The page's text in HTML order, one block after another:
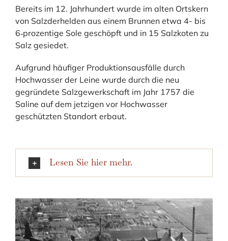
Bereits im 12. Jahrhundert wurde im alten Ortskern
von Salzderhelden aus einem Brunnen etwa 4- bis
6‐prozentige Sole geschöpft und in 15 Salzkoten zu
Salz gesiedet.
Aufgrund häufiger Produktionsausfälle durch
Hochwasser der Leine wurde durch die neu
gegründete Salzgewerkschaft im Jahr 1757 die
Saline auf dem jetzigen vor Hochwasser
geschützten Standort erbaut.
Lesen Sie hier mehr.